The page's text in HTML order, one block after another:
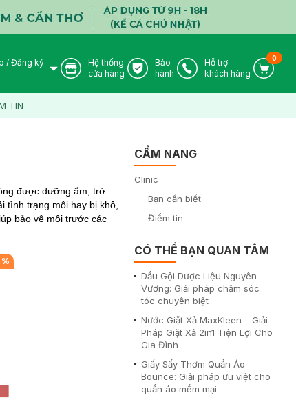
Icon
/ Đăng ký
Store Icon
Hệ thống
cửa hàng
Warranty Icon
Bảo
hành
Phone Icon
Hỗ trợ
khách hàng
Cart
0
TIN
được dưỡng ẩm, trở
tình trạng môi hay bị khô,
bảo vệ môi trước các
%
CẨM NANG
Clinic
Bạn cần biết
Điểm tin
CÓ THỂ BẠN QUAN TÂM
Dầu Gội Dược Liệu Nguyên
Vương: Giải pháp chăm sóc
tóc chuyên biệt
Nước Giặt Xả MaxKleen – Giải
Pháp Giặt Xả 2in1 Tiện Lợi Cho
Gia Đình
Giấy Sấy Thơm Quần Áo
Bounce: Giải pháp ưu việt cho
quần áo mềm mại